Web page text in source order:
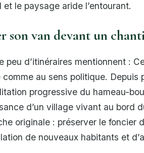
et le paysage aride l’entourant.
son van devant un
peu d’itinéraires mentionnent :
comme au sens politique.
progressive du hameau-
d’un village vivant au bord
originale : préserver le foncier
de nouveaux habitants et